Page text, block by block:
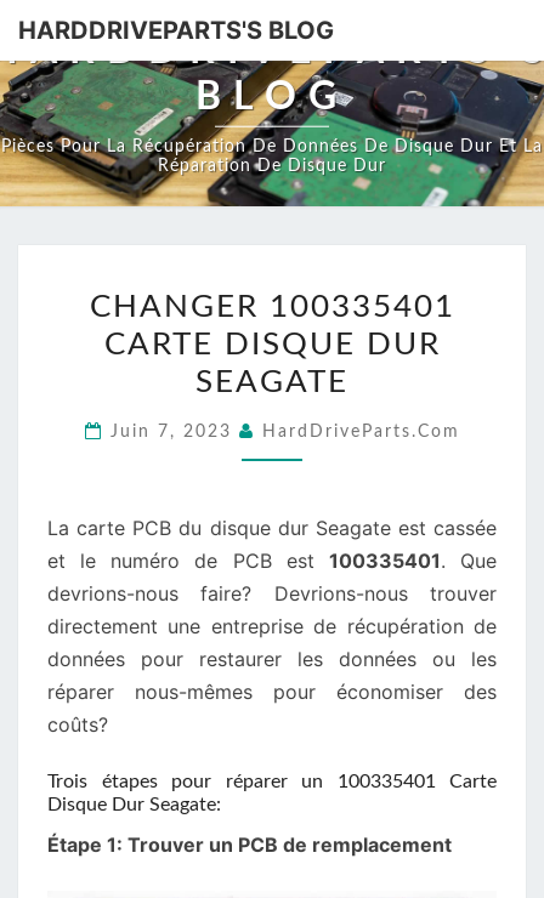
HARDDRIVEPARTS'S BLOG
BLOG
Pièces Pour La Récupération De Données De Disque Dur Et La
Réparation De Disque Dur
100335401
CARTE
DISQUE
SEAGATE
CHANGER 100335401
CARTE DISQUE DUR
SEAGATE
Juin 7, 2023 HardDriveParts.com
La carte PCB du disque dur Seagate est cassée
et le numéro de PCB est 100335401. Que
devrions-nous faire? Devrions-nous trouver
directement une entreprise de récupération de
données pour restaurer les données ou les
réparer nous-mêmes pour économiser des
coûts?
Trois étapes pour réparer un 100335401 Carte
Disque Dur Seagate:
Étape 1: Trouver un PCB de remplacement